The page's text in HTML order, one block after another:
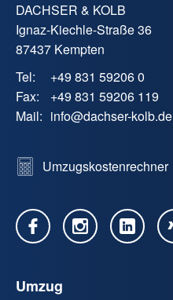
DACHSER & KOLB
Ignaz-Kiechle-Straße 36
87437 Kempten
Tel:
+49 831 59206 0
Fax:
+49 831 59206 119
Mail: info@dachser-kolb.de
Umzugskostenrechner
Umzug